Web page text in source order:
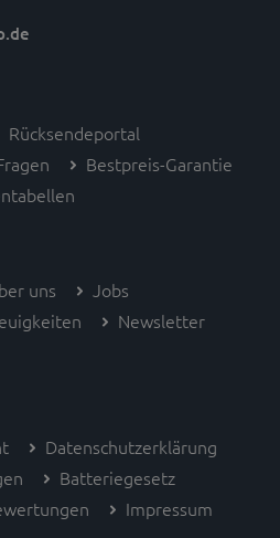
Rücksendeportal
Bestpreis-Garantie
uns
Jobs
Newsletter
Datenschutzerklärung
Batteriegesetz
Impressum